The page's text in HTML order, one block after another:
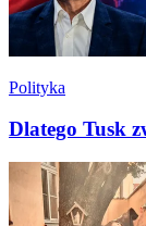
Polityka
Dlatego Tusk